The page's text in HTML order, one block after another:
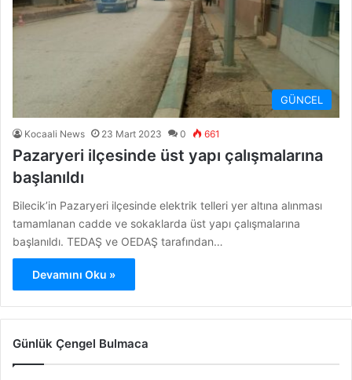
GÜNCEL
Kocaali News 23 Mart 2023 0 661
Pazaryeri ilçesinde üst yapı çalışmalarına
başlanıldı
Bilecik’in Pazaryeri ilçesinde elektrik telleri yer altına alınması
tamamlanan cadde ve sokaklarda üst yapı çalışmalarına
başlanıldı. TEDAŞ ve OEDAŞ tarafından…
Devamını Oku »
Günlük Çengel Bulmaca